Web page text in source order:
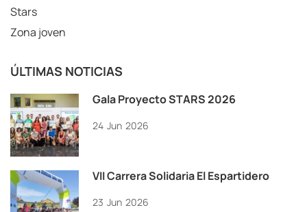
Stars
Zona joven
ÚLTIMAS NOTICIAS
Gala Proyecto STARS 2026
24 Jun 2026
VII Carrera Solidaria El Espartidero
23 Jun 2026